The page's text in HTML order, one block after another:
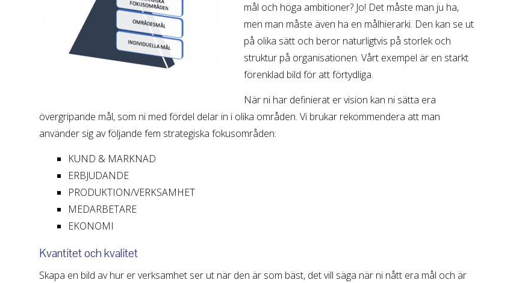
mål och höga ambitioner? Jo! Det måste man ju ha,
men man måste även ha en målhierarki. Den kan se ut
på olika sätt och beror naturligtvis på storlek och
struktur på organisationen. Vårt exempel är en starkt
förenklad bild för att förtydliga.
När ni har definierat er vision kan ni sätta era
övergripande mål, som ni med fördel delar in i olika områden. Vi brukar rekommendera att man
använder sig av följande fem strategiska fokusområden:
KUND & MARKNAD
ERBJUDANDE
PRODUKTION/VERKSAMHET
MEDARBETARE
EKONOMI
Kvantitet och kvalitet
Skapa en bild av hur er verksamhet ser ut när den är som bäst, det vill säga när ni nått era mål och är